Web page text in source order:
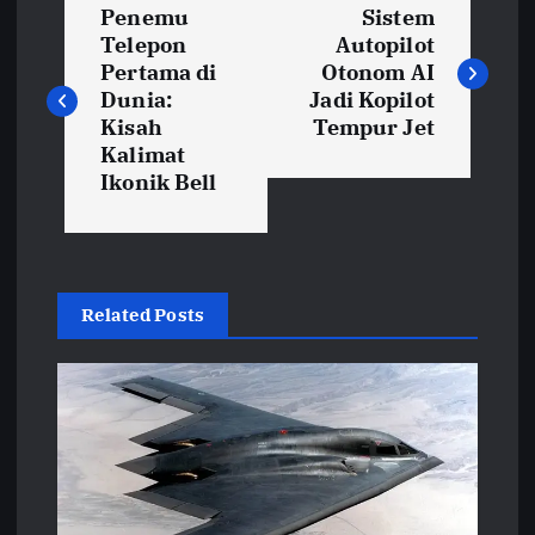
v
g
a
s
p
Penemu
Telepon
Pertama di
Dunia:
Kisah
Kalimat
Ikonik Bell
Sistem
Autopilot
Otonom AI
Jadi Kopilot
Tempur Jet
Related Posts